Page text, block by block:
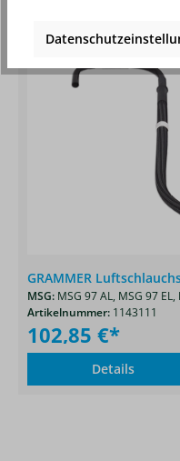
GRAMMER
MSG: MSG 97 AL, MSG 97 EL,
Artikelnummer: 1143111
102,85 €*
Details